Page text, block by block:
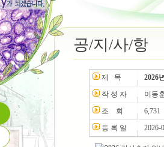
공/지/사/항
제 목
2026
작 성 자
이동
조 회
6,731
등 록 일
2026-